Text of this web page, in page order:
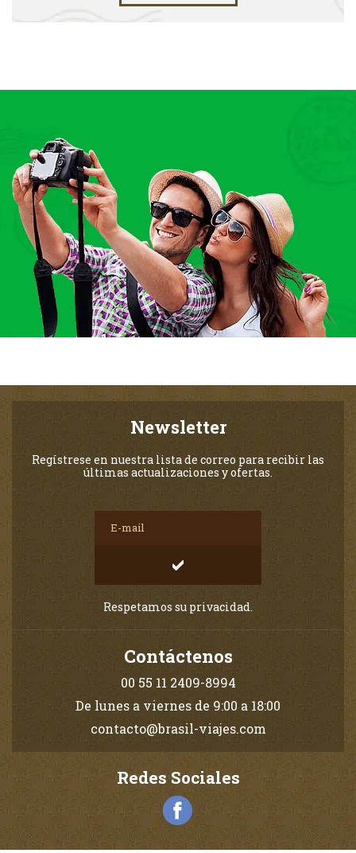
Newsletter
Regístrese en nuestra lista de correo para recibir las
últimas actualizaciones y ofertas.
Respetamos su privacidad.
Contáctenos
00 55 11 2409-8994
De lunes a viernes de 9:00 a 18:00
contacto@brasil-viajes.com
Redes Sociales